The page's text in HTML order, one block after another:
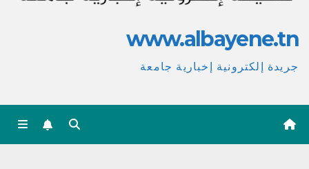
www.albayene.tn
جريدة إلكترونية إخبارية جامعة